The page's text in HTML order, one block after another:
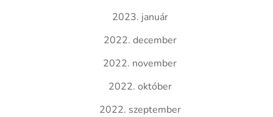
2023. január
2022. december
2022. november
2022. október
2022. szeptember